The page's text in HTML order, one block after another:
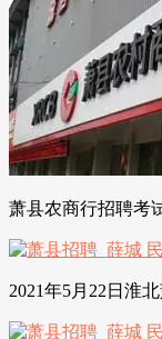
萧县农商行招聘考
2021年5月22日淮